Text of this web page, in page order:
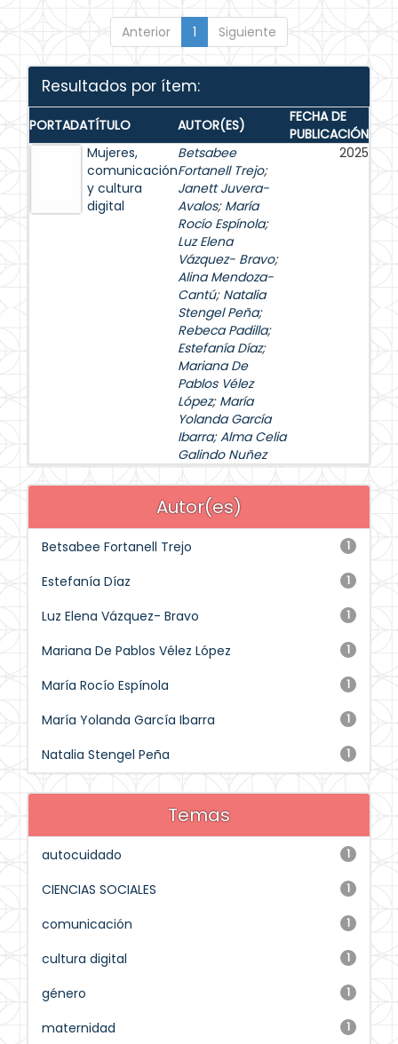
Anterior 1 Siguiente
Resultados por ítem:
PORTADATÍTULO AUTOR(ES)
FECHA DE
PUBLICACIÓN
Mujeres,
comunicación
y cultura
digital
Betsabee
Fortanell Trejo;
Janett Juvera-
Avalos; María
Rocío Espínola;
Luz Elena
Vázquez- Bravo;
Alina Mendoza-
Cantú; Natalia
Stengel Peña;
Rebeca Padilla;
Estefanía Díaz;
Mariana De
Pablos Vélez
López; María
Yolanda García
Ibarra;Alma Celia
Galindo Nuñez
2025
Autor(es)
1
Betsabee Fortanell Trejo
1
Estefanía Díaz
1
Luz Elena Vázquez- Bravo
1
Mariana De Pablos Vélez López
1
María Rocío Espínola
1
María Yolanda García Ibarra
1
Natalia Stengel Peña
Temas
1
autocuidado
1
CIENCIAS SOCIALES
1
comunicación
1
cultura digital
1
género
1
maternidad